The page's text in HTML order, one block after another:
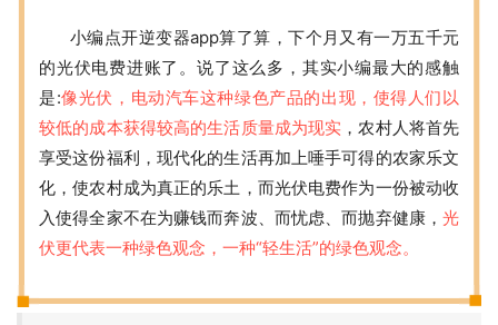
小编点开逆变器app算了算，下个月又有一万五千元
的光伏电费进账了。说了这么多，其实小编最大的感触
是:像光伏，电动汽车这种绿色产品的出现，使得人们以
较低的成本获得较高的生活质量成为现实 ，农村人将首先
享受这份福利，现代化的生活再加上唾手可得的农家乐文
化，使农村成为真正的乐土，而光伏电费作为一份被动收
入使得全家不在为赚钱而奔波、而忧虑、而抛弃健康， 光
伏更代表一种绿色观念，一种“轻生活”的绿色观念。